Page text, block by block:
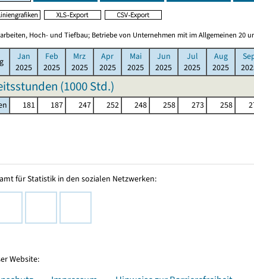
Hoch- und Tiefbau; Betriebe von Unternehmen mit im Allgemeinen 20
Jan
2025
Feb
2025
Mrz
2025
Apr
2025
Mai
2025
Jun
2025
Jul
2025
Aug
2025
(1000 Std.)
181 187 247 252 248 258 273 258
für Statistik in den sozialen Netzwerken:
Website: